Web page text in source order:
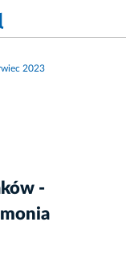
2023
-